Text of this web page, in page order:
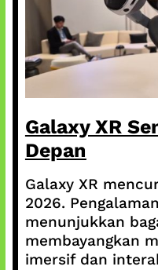
Galaxy XR
Depan
Galaxy XR
2026.
menunjukkan
membayangkan
imersif dan